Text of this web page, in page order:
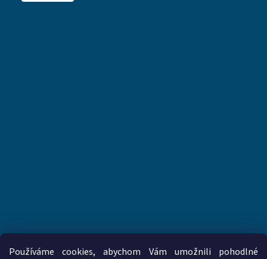
Používáme cookies, abychom Vám umožnili pohodlné